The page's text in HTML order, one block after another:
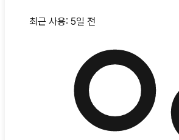
최근 사용: 5일 전